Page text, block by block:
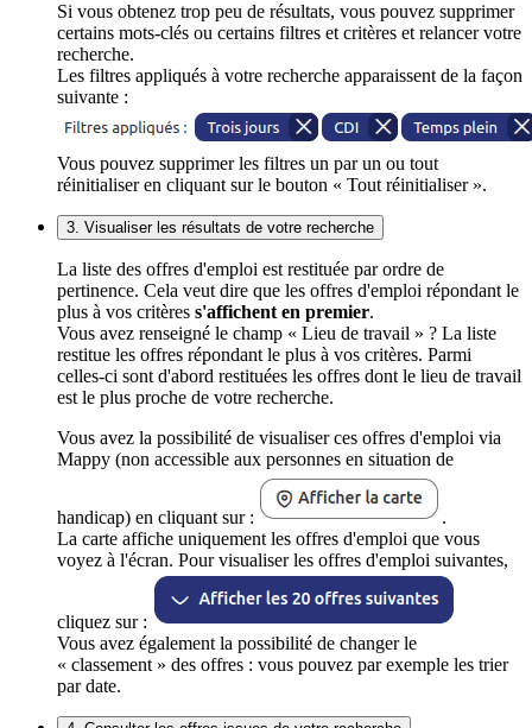
Si vous obtenez trop peu de résultats, vous pouvez supprimer
certains mots-clés ou certains filtres et critères et relancer votre
recherche.
Les filtres appliqués à votre recherche apparaissent de la façon
suivante :
Vous pouvez supprimer les filtres un par un ou tout
réinitialiser en cliquant sur le bouton « Tout réinitialiser ».
3. Visualiser les résultats de votre recherche
La liste des offres d'emploi est restituée par ordre de
pertinence. Cela veut dire que les offres d'emploi répondant le
plus à vos critères s'affichent en premier.
Vous avez renseigné le champ « Lieu de travail » ? La liste
restitue les offres répondant le plus à vos critères. Parmi
celles-ci sont d'abord restituées les offres dont le lieu de travail
est le plus proche de votre recherche.
Vous avez la possibilité de visualiser ces offres d'emploi via
Mappy (non accessible aux personnes en situation de
handicap) en cliquant sur :
.
La carte affiche uniquement les offres d'emploi que vous
voyez à l'écran. Pour visualiser les offres d'emploi suivantes,
cliquez sur :
Vous avez également la possibilité de changer le
« classement » des offres : vous pouvez par exemple les trier
par date.